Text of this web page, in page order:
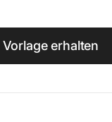
erhalten